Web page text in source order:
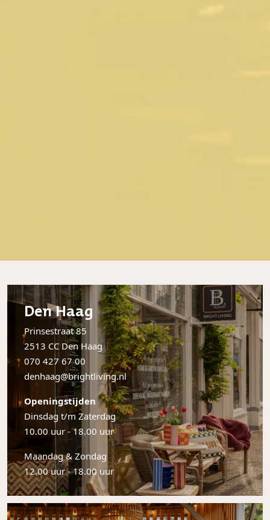
Den Haag
Prinsestraat 85
2513 CC Den Haag
070 427 67 00
denhaag@brightliving.nl
Openingstijden
Dinsdag t/m Zaterdag
10.00 uur - 18.00 uur
Maandag & Zondag
12.00 uur - 18.00 uur